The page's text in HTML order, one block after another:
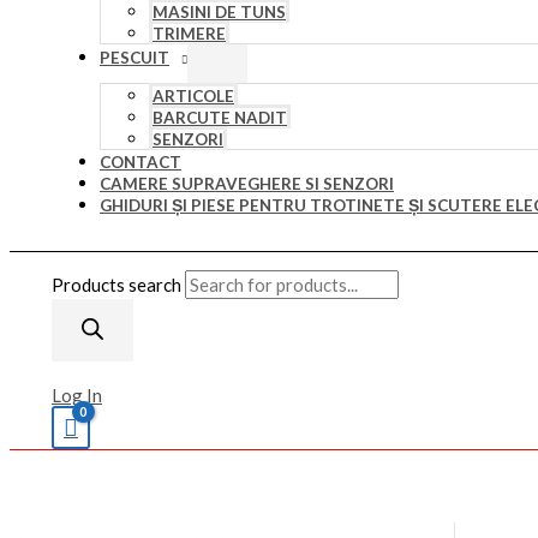
MASINI DE TUNS
TRIMERE
PESCUIT
ARTICOLE
BARCUTE NADIT
SENZORI
CONTACT
CAMERE SUPRAVEGHERE SI SENZORI
GHIDURI ȘI PIESE PENTRU TROTINETE ȘI SCUTERE
Products search
Log In